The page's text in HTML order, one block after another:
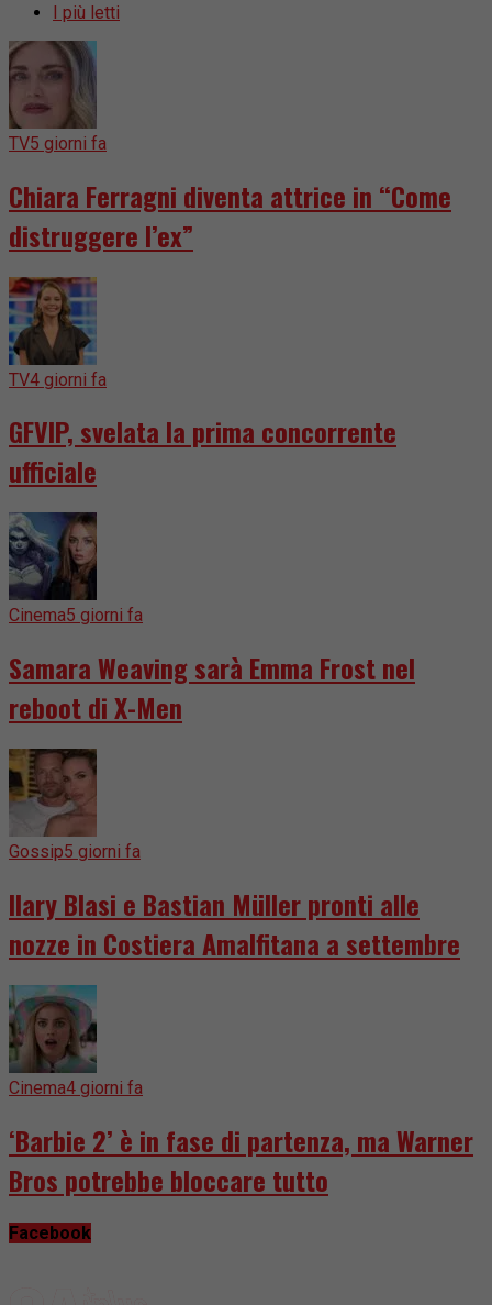
I più letti
TV5 giorni fa
Chiara Ferragni diventa attrice in “Come
distruggere l’ex”
TV4 giorni fa
GFVIP, svelata la prima concorrente
ufficiale
Cinema5 giorni fa
Samara Weaving sarà Emma Frost nel
reboot di X-Men
Gossip5 giorni fa
Ilary Blasi e Bastian Müller pronti alle
nozze in Costiera Amalfitana a settembre
Cinema4 giorni fa
‘Barbie 2’ è in fase di partenza, ma Warner
Bros potrebbe bloccare tutto
Facebook